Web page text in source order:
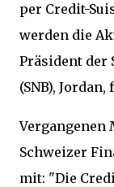
per Credit-
werden die
Präsident der
(SNB), Jordan,
Vergangenen
Schweizer
mit: "Die